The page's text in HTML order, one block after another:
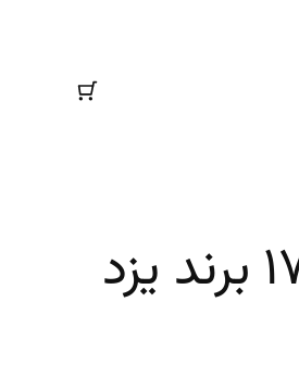
لاستیک(تایر)سایز۱۷۵/۶۰R۱۳ برند یزد